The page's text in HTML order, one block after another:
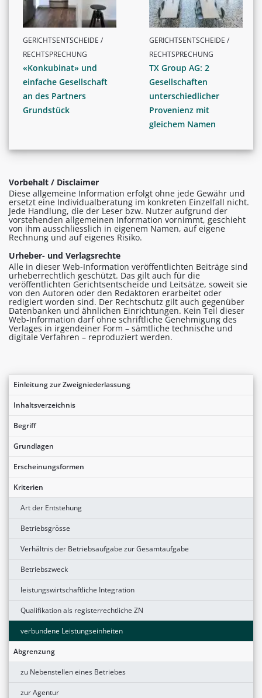
Einleitung zur Zweigniederlassung
Inhaltsverzeichnis
Begriff
Grundlagen
Erscheinungsformen
Kriterien
Art der Entstehung
Betriebsgrösse
Verhältnis der Betriebsaufgabe zur Gesamtaufgabe
Betriebszweck
leistungswirtschaftliche Integration
Qualifikation als registerrechtliche ZN
verbundene Leistungseinheiten
Abgrenzung
zu Nebenstellen eines Betriebes
zur Agentur
GERICHTSENTSCHEIDE /
RECHTSPRECHUNG
«Konkubinat» und
einfache Gesellschaft
an des Partners
Grundstück
GERICHTSENTSCHEIDE /
RECHTSPRECHUNG
TX Group AG: 2
Gesellschaften
unterschiedlicher
Provenienz mit
gleichem Namen
Vorbehalt / Disclaimer
Diese allgemeine Information erfolgt ohne jede Gewähr und
ersetzt eine Individualberatung im konkreten Einzelfall nicht.
Jede Handlung, die der Leser bzw. Nutzer aufgrund der
vorstehenden allgemeinen Information vornimmt, geschieht
von ihm ausschliesslich in eigenem Namen, auf eigene
Rechnung und auf eigenes Risiko.
Urheber- und Verlagsrechte
Alle in dieser Web-Information veröffentlichten Beiträge sind
urheberrechtlich geschützt. Das gilt auch für die
veröffentlichten Gerichtsentscheide und Leitsätze, soweit sie
von den Autoren oder den Redaktoren erarbeitet oder
redigiert worden sind. Der Rechtschutz gilt auch gegenüber
Datenbanken und ähnlichen Einrichtungen. Kein Teil dieser
Web-Information darf ohne schriftliche Genehmigung des
Verlages in irgendeiner Form – sämtliche technische und
digitale Verfahren – reproduziert werden.